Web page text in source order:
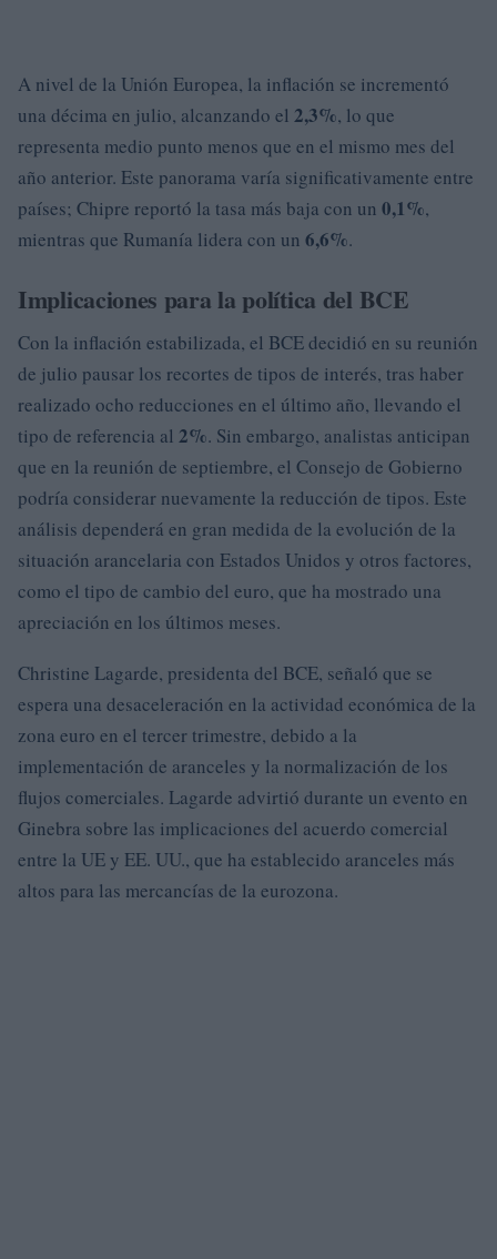
A nivel de la Unión Europea, la inflación se incrementó
una décima en julio, alcanzando el 2,3%, lo que
representa medio punto menos que en el mismo mes del
año anterior. Este panorama varía significativamente entre
países; Chipre reportó la tasa más baja con un 0,1%,
mientras que Rumanía lidera con un 6,6%.
Implicaciones para la política del BCE
Con la inflación estabilizada, el BCE decidió en su reunión
de julio pausar los recortes de tipos de interés, tras haber
realizado ocho reducciones en el último año, llevando el
tipo de referencia al 2%. Sin embargo, analistas anticipan
que en la reunión de septiembre, el Consejo de Gobierno
podría considerar nuevamente la reducción de tipos. Este
análisis dependerá en gran medida de la evolución de la
situación arancelaria con Estados Unidos y otros factores,
como el tipo de cambio del euro, que ha mostrado una
apreciación en los últimos meses.
Christine Lagarde, presidenta del BCE, señaló que se
espera una desaceleración en la actividad económica de la
zona euro en el tercer trimestre, debido a la
implementación de aranceles y la normalización de los
flujos comerciales. Lagarde advirtió durante un evento en
Ginebra sobre las implicaciones del acuerdo comercial
entre la UE y EE. UU., que ha establecido aranceles más
altos para las mercancías de la eurozona.